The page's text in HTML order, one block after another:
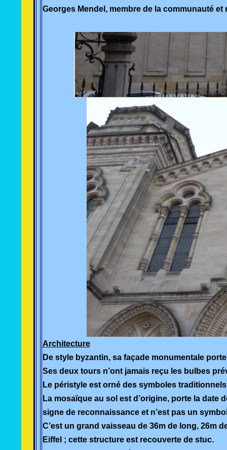
Georges Mendel, membre de la communauté
Architecture
De style byzantin, sa façade monumentale
Ses deux tours n’ont jamais reçu les bulbes
Le péristyle est orné des symboles
La mosaïque au sol est d’origine, porte la date
signe de reconnaissance et n’est pas un
C’est un grand vaisseau de 36m de long, 26m
Eiffel ; cette structure est recouverte de stuc.